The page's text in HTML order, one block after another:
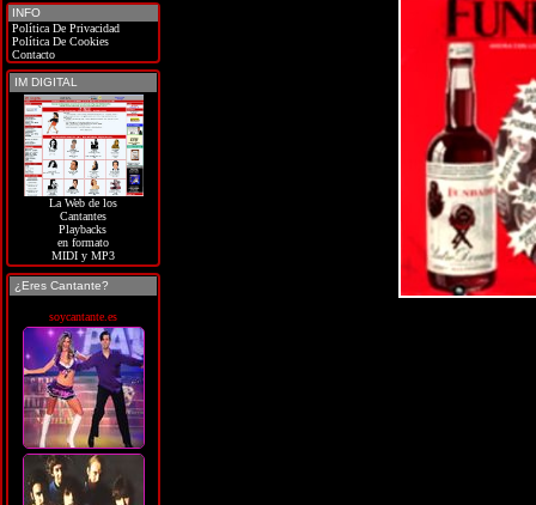
INFO
Política De Privacidad
Política De Cookies
Contacto
IM DIGITAL
La Web de los
Cantantes
Playbacks
en formato
MIDI y MP3
¿Eres Cantante?
soycantante.es